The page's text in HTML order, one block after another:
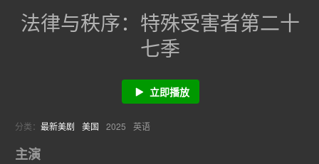
法律与秩序：特殊受害者第二十
七季
立即播放
分类： 最新美剧 美国 2025 英语
主演